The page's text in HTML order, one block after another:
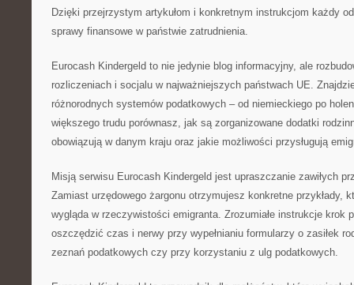
Dzięki przejrzystym artykułom i konkretnym instrukcjom każdy
sprawy finansowe w państwie zatrudnienia.
Eurocash Kindergeld to nie jedynie blog informacyjny, ale
rozliczeniach i socjalu w najważniejszych państwach UE.
różnorodnych systemów podatkowych – od niemieckiego po
większego trudu porównasz, jak są zorganizowane dodatki
obowiązują w danym kraju oraz jakie możliwości przysługują
Misją serwisu Eurocash Kindergeld jest upraszczanie zawiłych
Zamiast urzędowego żargonu otrzymujesz konkretne przykłady,
wygląda w rzeczywistości emigranta. Zrozumiałe instrukcje krok
oszczędzić czas i nerwy przy wypełnianiu formularzy o zasiłek
zeznań podatkowych czy przy korzystaniu z ulg podatkowych.